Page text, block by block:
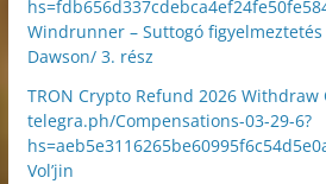
Windrunner – Suttogó
Dawson/ 3. rész
TRON Crypto Refund 2026
telegra.ph/Compensations-03-29-6?
Vol’jin